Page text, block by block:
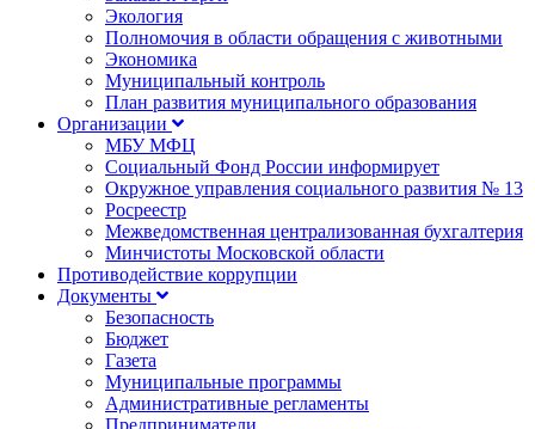
Экология
Полномочия в области обращения с животными
Экономика
Муниципальный контроль
План развития муниципального образования
Организации
МБУ МФЦ
Социальный Фонд России информирует
Окружное управления социального развития № 13
Росреестр
Межведомственная централизованная бухгалтерия
Минчистоты Московской области
Противодействие коррупции
Документы
Безопасность
Бюджет
Газета
Муниципальные программы
Административные регламенты
Предприниматели